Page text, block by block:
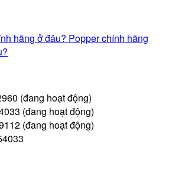
hãng ở đâu? Popper chính hãng
(đang hoạt động)
(đang hoạt động)
(đang hoạt động)